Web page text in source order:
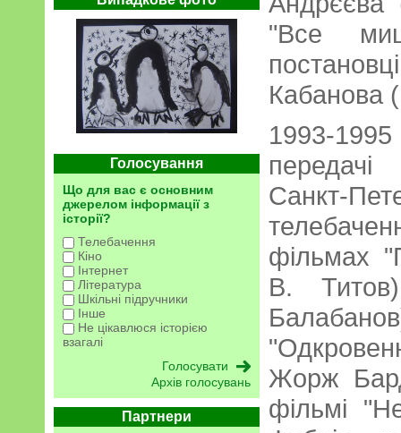
Голосування
Що для вас є основним
джерелом інформації з
історії?
Телебачення
Кіно
Інтернет
Література
Шкільні підручники
Інше
Не цікавлюся історією
взагалі
Архів голосувань
Партнери
"Все
Кабанова
1993-
Санкт-
фільмах
В.
Жорж
фільмі